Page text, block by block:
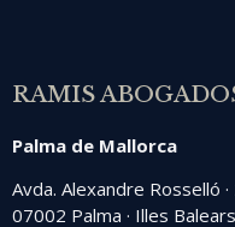
RAMIS
Palma de Mallorca
Avda. Alexandre Rosselló ·
07002 Palma · Illes